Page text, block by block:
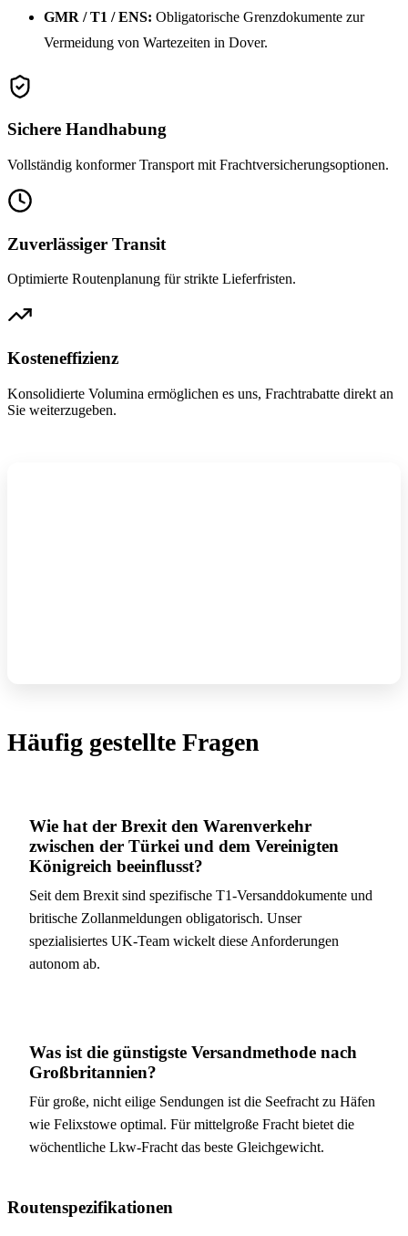
GMR / T1 / ENS: Obligatorische Grenzdokumente zur
Vermeidung von Wartezeiten in Dover.
Sichere Handhabung
Vollständig konformer Transport mit Frachtversicherungsoptionen.
Zuverlässiger Transit
Optimierte Routenplanung für strikte Lieferfristen.
Kosteneffizienz
Konsolidierte Volumina ermöglichen es uns, Frachtrabatte direkt an
Sie weiterzugeben.
Häufig gestellte Fragen
Wie hat der Brexit den Warenverkehr
zwischen der Türkei und dem Vereinigten
Königreich beeinflusst?
Seit dem Brexit sind spezifische T1-Versanddokumente und
britische Zollanmeldungen obligatorisch. Unser
spezialisiertes UK-Team wickelt diese Anforderungen
autonom ab.
Was ist die günstigste Versandmethode nach
Großbritannien?
Für große, nicht eilige Sendungen ist die Seefracht zu Häfen
wie Felixstowe optimal. Für mittelgroße Fracht bietet die
wöchentliche Lkw-Fracht das beste Gleichgewicht.
Routenspezifikationen